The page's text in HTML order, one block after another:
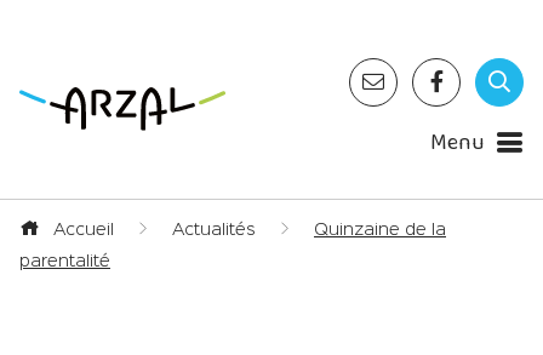
Menu
Accueil Actualités
Quinzaine de la
parentalité